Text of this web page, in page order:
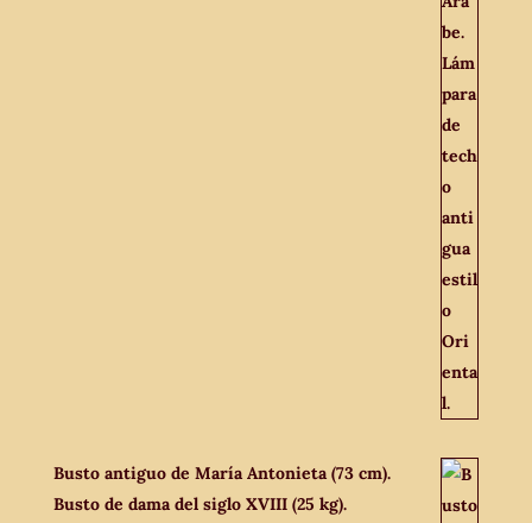
Busto antiguo de María Antonieta (73 cm).
Busto de dama del siglo XVIII (25 kg).